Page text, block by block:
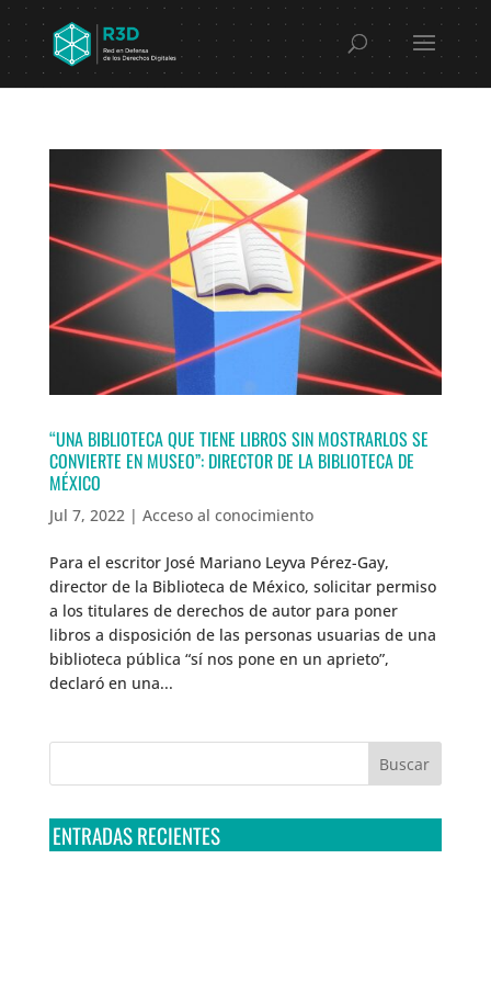
“UNA BIBLIOTECA QUE TIENE LIBROS SIN MOSTRARLOS SE
CONVIERTE EN MUSEO”: DIRECTOR DE LA BIBLIOTECA DE
MÉXICO
Jul 7, 2022| Acceso al conocimiento
Para el escritor José Mariano Leyva Pérez-Gay,
director de la Biblioteca de México, solicitar permiso
a los titulares de derechos de autor para poner
libros a disposición de las personas usuarias de una
biblioteca pública “sí nos pone en un aprieto”,
declaró en una...
ENTRADAS RECIENTES